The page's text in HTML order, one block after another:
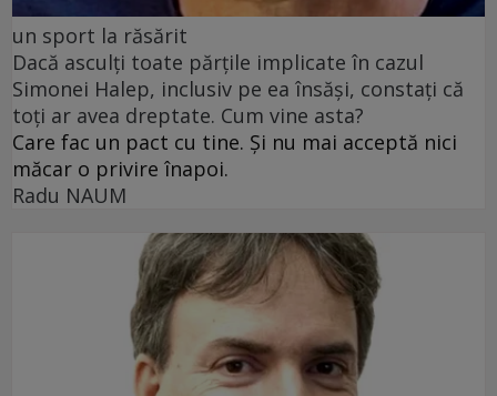
un sport la răsărit
Dacă asculți toate părțile implicate în cazul
Simonei Halep, inclusiv pe ea însăși, constați că
toți ar avea dreptate. Cum vine asta?
Care fac un pact cu tine. Și nu mai acceptă nici
măcar o privire înapoi.
Radu NAUM